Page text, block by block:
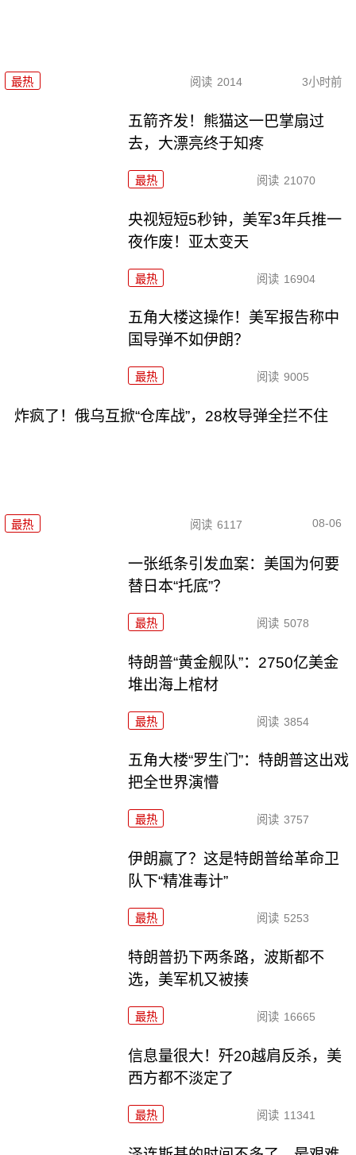
最热 阅读 2014 3小时前
五箭齐发！熊猫这一巴掌扇过
去，大漂亮终于知疼
最热 阅读 21070
央视短短5秒钟，美军3年兵推一
夜作废！亚太变天
最热 阅读 16904
五角大楼这操作！美军报告称中
国导弹不如伊朗？
最热 阅读 9005
炸疯了！俄乌互掀“仓库战”，28枚导弹全拦不住
最热 阅读 6117 08-06
一张纸条引发血案：美国为何要
替日本“托底”？
最热 阅读 5078
特朗普“黄金舰队”：2750亿美金
堆出海上棺材
最热 阅读 3854
五角大楼“罗生门”：特朗普这出戏
把全世界演懵
最热 阅读 3757
伊朗赢了？这是特朗普给革命卫
队下“精准毒计”
最热 阅读 5253
特朗普扔下两条路，波斯都不
选，美军机又被揍
最热 阅读 16665
信息量很大！歼20越肩反杀，美
西方都不淡定了
最热 阅读 11341